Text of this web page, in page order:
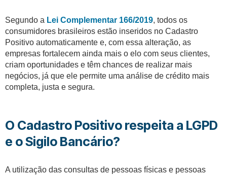
Segundo a Lei Complementar 166/2019, todos os
consumidores brasileiros estão inseridos no Cadastro
Positivo automaticamente e, com essa alteração, as
empresas fortalecem ainda mais o elo com seus clientes,
criam oportunidades e têm chances de realizar mais
negócios, já que ele permite uma análise de crédito mais
completa, justa e segura.
O Cadastro Positivo respeita a LGPD
e o Sigilo Bancário?
A utilização das consultas de pessoas físicas e pessoas